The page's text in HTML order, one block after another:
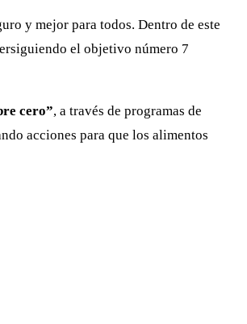
y mejor para todos. Dentro de este
el objetivo número 7
cero”, a través de programas de
acciones para que los alimentos